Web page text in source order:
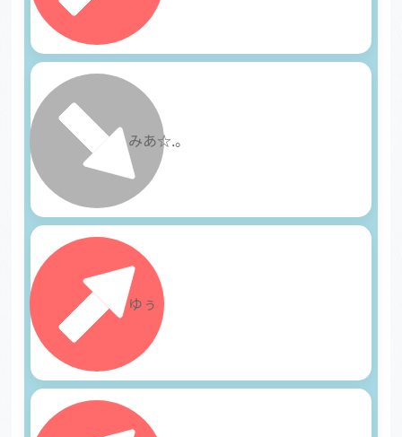
18 みあ☆.。
ゆぅ